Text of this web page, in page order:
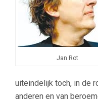
Jan Rot
uiteindelijk toch, in de
anderen en van